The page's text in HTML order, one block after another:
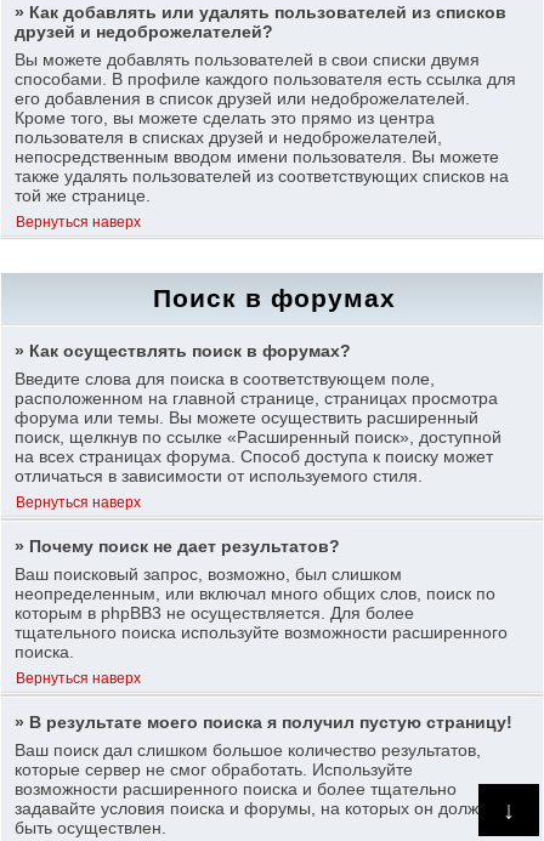
↓
» Как добавлять или удалять пользователей из списков
друзей и недоброжелателей?
Вы можете добавлять пользователей в свои списки двумя
способами. В профиле каждого пользователя есть ссылка для
его добавления в список друзей или недоброжелателей.
Кроме того, вы можете сделать это прямо из центра
пользователя в списках друзей и недоброжелателей,
непосредственным вводом имени пользователя. Вы можете
также удалять пользователей из соответствующих списков на
той же странице.
Вернуться наверх
Поиск в форумах
» Как осуществлять поиск в форумах?
Введите слова для поиска в соответствующем поле,
расположенном на главной странице, страницах просмотра
форума или темы. Вы можете осуществить расширенный
поиск, щелкнув по ссылке «Расширенный поиск», доступной
на всех страницах форума. Способ доступа к поиску может
отличаться в зависимости от используемого стиля.
Вернуться наверх
» Почему поиск не дает результатов?
Ваш поисковый запрос, возможно, был слишком
неопределенным, или включал много общих слов, поиск по
которым в phpBB3 не осуществляется. Для более
тщательного поиска используйте возможности расширенного
поиска.
Вернуться наверх
» В результате моего поиска я получил пустую страницу!
Ваш поиск дал слишком большое количество результатов,
которые сервер не смог обработать. Используйте
возможности расширенного поиска и более тщательно
задавайте условия поиска и форумы, на которых он должен
быть осуществлен.